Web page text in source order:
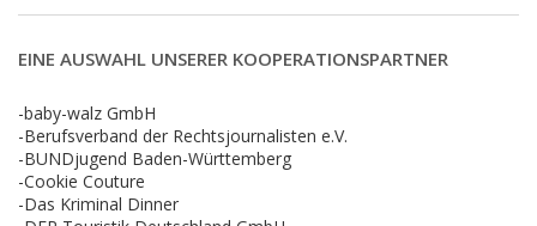
EINE AUSWAHL UNSERER KOOPERATIONSPARTNER
-baby-walz GmbH
-Berufsverband der Rechtsjournalisten e.V.
-BUNDjugend Baden-Württemberg
-Cookie Couture
-Das Kriminal Dinner